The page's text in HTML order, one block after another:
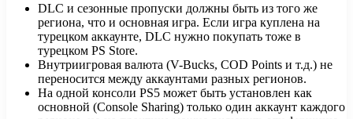
DLC и сезонные пропуски должны быть из того же
региона, что и основная игра. Если игра куплена на
турецком аккаунте, DLC нужно покупать тоже в
турецком PS Store.
Внутриигровая валюта (V-Bucks, COD Points и т.д.) не
переносится между аккаунтами разных регионов.
На одной консоли PS5 может быть установлен как
основной (Console Sharing) только один аккаунт каждого